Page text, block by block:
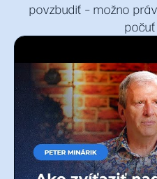
povzbudiť – možno